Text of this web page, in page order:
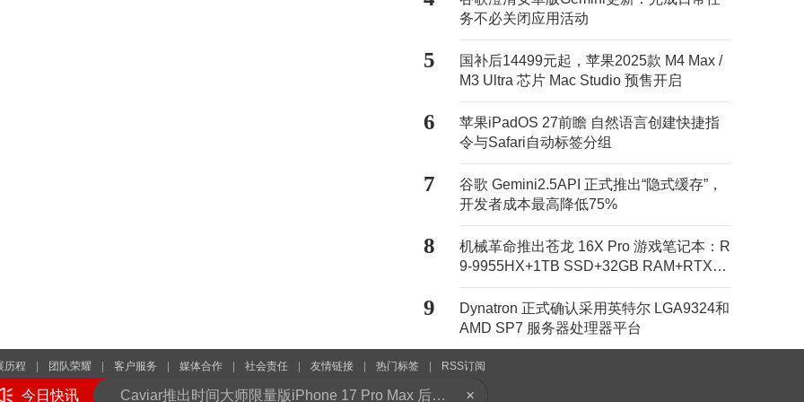
务不必关闭应用活动
5
国补后14499元起，苹果2025款 M4 Max /
M3 Ultra 芯片 Mac Studio 预售开启
6
苹果iPadOS 27前瞻 自然语言创建快捷指
令与Safari自动标签分组
7
谷歌 Gemini2.5API 正式推出“隐式缓存”，
开发者成本最高降低75%
8
机械革命推出苍龙 16X Pro 游戏笔记本：R
9-9955HX+1TB SSD+32GB RAM+RTX50
70Ti售11499元
9
Dynatron 正式确认采用英特尔 LGA9324和
AMD SP7 服务器处理器平台
历程 团队荣耀 客户服务 媒体合作 社会责任 友情链接 热门标签
RSS订阅
引用自网络，如有侵权请联系我们予以删除，本站发布此文仅为传递信息，不代表本站认同其观点。
今日快讯
古尔曼称苹果新版Siri不会被宣传为完成品 内部标记为Beta版
Caviar推出时间大师限量版iPhone 17 Pro Max 后盖嵌入机械腕表机构 ×